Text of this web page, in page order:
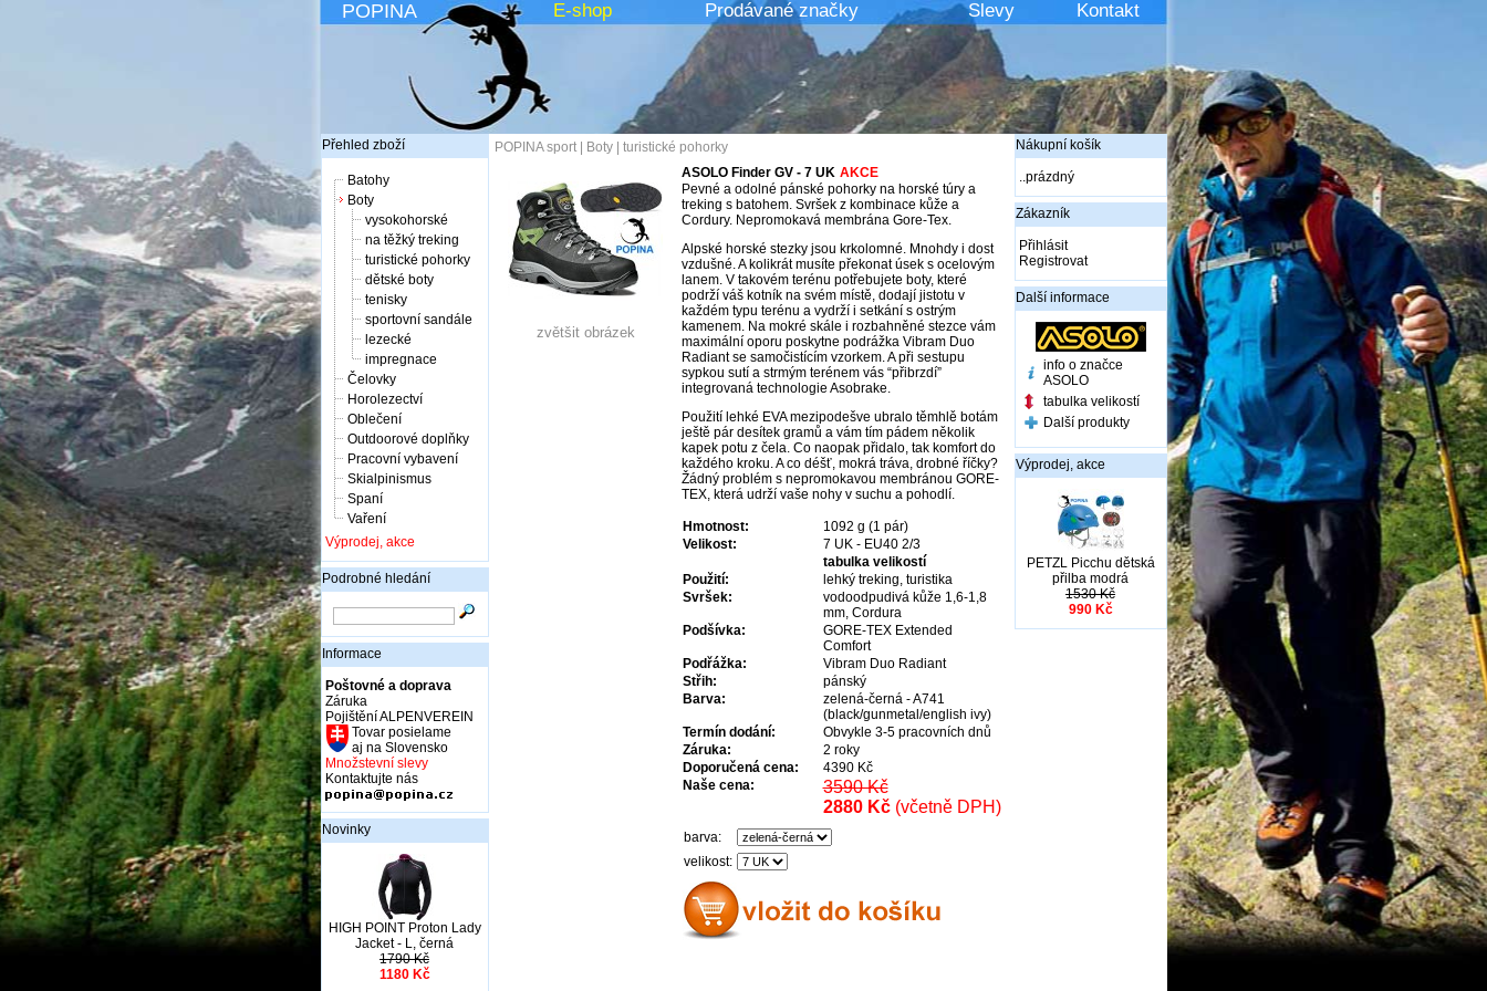
POPINA E-shop Prodávané značky Slevy Kontakt
Přehled zboží
Batohy
Boty
vysokohorské
na těžký treking
turistické pohorky
dětské boty
tenisky
sportovní sandále
lezecké
impregnace
Čelovky
Horolezectví
Oblečení
Outdoorové doplňky
Pracovní vybavení
Skialpinismus
Spaní
Vaření
Výprodej, akce
Podrobné hledání
Informace
Poštovné a doprava
Záruka
Pojištění ALPENVEREIN
Tovar posielame
aj na Slovensko
Množstevní slevy
Kontaktujte nás
Novinky
HIGH POINT Proton Lady
Jacket - L, černá
1790 Kč
1180 Kč
POPINA sport| Boty| turistické pohorky
zvětšit obrázek
ASOLO Finder GV - 7 UK AKCE
Pevné a odolné pánské pohorky na horské túry a
treking s batohem. Svršek z kombinace kůže a
Cordury. Nepromokavá membrána Gore-Tex.
Alpské horské stezky jsou krkolomné. Mnohdy i dost
vzdušné. A kolikrát musíte překonat úsek s ocelovým
lanem. V takovém terénu potřebujete boty, které
podrží váš kotník na svém místě, dodají jistotu v
každém typu terénu a vydrží i setkání s ostrým
kamenem. Na mokré skále i rozbahněné stezce vám
maximální oporu poskytne podrážka Vibram Duo
Radiant se samočistícím vzorkem. A při sestupu
sypkou sutí a strmým terénem vás “přibrzdí”
integrovaná technologie Asobrake.
Použití lehké EVA mezipodešve ubralo těmhlě botám
ještě pár desítek gramů a vám tím pádem několik
kapek potu z čela. Co naopak přidalo, tak komfort do
každého kroku. A co déšť, mokrá tráva, drobné říčky?
Žádný problém s nepromokavou membránou GORE-
TEX, která udrží vaše nohy v suchu a pohodlí.
Hmotnost:
1092 g (1 pár)
Velikost:
7 UK - EU40 2/3
tabulka velikostí
Použití:
lehký treking, turistika
Svršek:
vodoodpudivá kůže 1,6-1,8
mm, Cordura
Podšívka:
GORE-TEX Extended
Comfort
Podřážka:
Vibram Duo Radiant
Střih:
pánský
Barva:
zelená-černá - A741
(black/gunmetal/english ivy)
Termín dodání:
Obvykle 3-5 pracovních dnů
Záruka:
2 roky
Doporučená cena:
4390 Kč
Naše cena:
3590 Kč
2880 Kč(včetně DPH)
barva:
velikost:
Nákupní košík
..prázdný
Zákazník
Přihlásit
Registrovat
Další informace
info o značce
ASOLO
tabulka velikostí
Další produkty
Výprodej, akce
PETZL Picchu dětská
přilba modrá
1530 Kč
990 Kč